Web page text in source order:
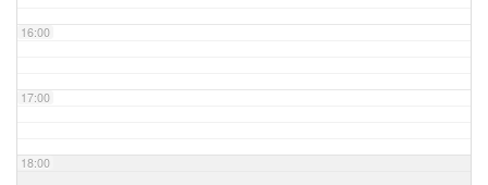
16:00
17:00
18:00